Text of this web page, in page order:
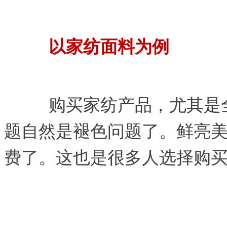
以家纺面料为例
购买家纺产品，尤其
题自然是褪色问题了。鲜亮
费了。这也是很多人选择购